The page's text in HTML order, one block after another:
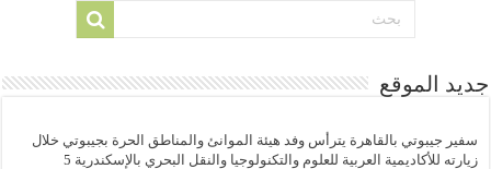
جديد الموقع
سفير جيبوتي بالقاهرة يترأس وفد هيئة الموانئ والمناطق الحرة بجيبوتي خلال
زيارته للأكاديمية العربية للعلوم والتكنولوجيا والنقل البحري بالإسكندرية 5